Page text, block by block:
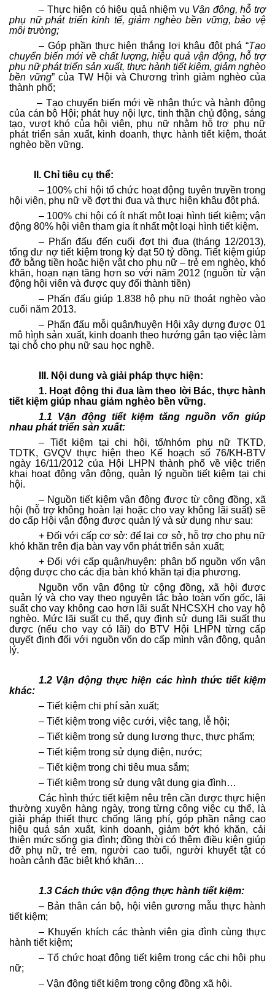
– Thực hiện có hiệu quả nhiệm vụ Vận động, hỗ trợ
phụ nữ phát triển kinh tế, giảm nghèo bền vững, bảo vệ
môi trường;
– Góp phần thực hiện thắng lợi khâu đột phá “Tạo
chuyển biến mới về chất lượng, hiệu quả vận động, hỗ trợ
phụ nữ phát triển sản xuất, thực hành tiết kiệm, giảm nghèo
bền vững” của TW Hội và Chương trình giảm nghèo của
thành phố;
– Tạo chuyển biến mới về nhận thức và hành động
của cán bộ Hội; phát huy nội lực, tinh thần chủ động, sáng
tạo, vượt khó của hội viên, phụ nữ nhằm hỗ trợ phụ nữ
phát triển sản xuất, kinh doanh, thực hành tiết kiệm, thoát
nghèo bền vững.
II. Chỉ tiêu cụ thể:
– 100% chi hội tổ chức hoạt động tuyên truyền trong
hội viên, phụ nữ về đợt thi đua và thực hiện khâu đột phá.
– 100% chi hội có ít nhất một loại hình tiết kiệm; vận
động 80% hội viên tham gia ít nhất một loại hình tiết kiệm.
– Phấn đấu đến cuối đợt thi đua (tháng 12/2013),
tổng dư nợ tiết kiệm trong kỳ đạt 50 tỷ đồng. Tiết kiệm giúp
đỡ bằng tiền hoặc hiện vật cho phụ nữ – trẻ em nghèo, khó
khăn, hoạn nạn tăng hơn so với năm 2012 (nguồn từ vận
động hội viên và được quy đổi thành tiền)
– Phấn đấu giúp 1.838 hộ phụ nữ thoát nghèo vào
cuối năm 2013.
– Phấn đấu mỗi quận/huyện Hội xây dựng được 01
mô hình sản xuất, kinh doanh theo hướng gắn tạo việc làm
tại chỗ cho phụ nữ sau học nghề.
III. Nội dung và giải pháp thực hiện:
1. Hoạt động thi đua làm theo lời Bác, thực hành
tiết kiệm giúp nhau giảm nghèo bền vững.
1.1 Vận động tiết kiệm tăng nguồn vốn giúp
nhau phát triển sản xuất:
– Tiết kiệm tại chi hội, tổ/nhóm phụ nữ TKTD,
TDTK, GVQV thực hiện theo Kế hoạch số 76/KH-BTV
ngày 16/11/2012 của Hội LHPN thành phố về việc triển
khai hoạt động vận động, quản lý nguồn tiết kiệm tại chi
hội.
– Nguồn tiết kiệm vận động được từ cộng đồng, xã
hội (hỗ trợ không hoàn lại hoặc cho vay không lãi suất) sẽ
do cấp Hội vận động được quản lý và sử dụng như sau:
+ Đối với cấp cơ sở: để lại cơ sở, hỗ trợ cho phụ nữ
khó khăn trên địa bàn vay vốn phát triển sản xuất;
+ Đối với cấp quận/huyện: phân bổ nguồn vốn vận
động được cho các địa bàn khó khăn tại địa phương.
Nguồn vốn vận động từ cộng đồng, xã hội được
quản lý và cho vay theo nguyên tắc bảo toàn vốn gốc, lãi
suất cho vay không cao hơn lãi suất NHCSXH cho vay hộ
nghèo. Mức lãi suất cụ thể, quy định sử dụng lãi suất thu
được (nếu cho vay có lãi) do BTV Hội LHPN từng cấp
quyết định đối với nguồn vốn do cấp mình vận động, quản
lý.
1.2 Vận động thực hiện các hình thức tiết kiệm
khác:
– Tiết kiệm chi phí sản xuất;
– Tiết kiệm trong việc cưới, việc tang, lễ hội;
– Tiết kiệm trong sử dụng lương thực, thực phẩm;
– Tiết kiệm trong sử dụng điện, nước;
– Tiết kiệm trong chi tiêu mua sắm;
– Tiết kiệm trong sử dụng vật dụng gia đình…
Các hình thức tiết kiệm nêu trên cần được thực hiện
thường xuyên hàng ngày, trong từng công việc cụ thể, là
giải pháp thiết thực chống lãng phí, góp phần nâng cao
hiệu quả sản xuất, kinh doanh, giảm bớt khó khăn, cải
thiện mức sống gia đình; đồng thời có thêm điều kiện giúp
đỡ phụ nữ, trẻ em, người cao tuổi, người khuyết tật có
hoàn cảnh đặc biệt khó khăn…
1.3 Cách thức vận động thực hành tiết kiệm:
– Bản thân cán bộ, hội viên gương mẫu thực hành
tiết kiệm;
– Khuyến khích các thành viên gia đình cùng thực
hành tiết kiệm;
– Tổ chức hoạt động tiết kiệm trong các chi hội phụ
nữ;
– Vận động tiết kiệm trong cộng đồng xã hội.